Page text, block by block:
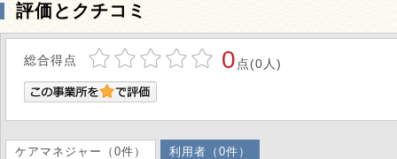
評価とクチコミ
総合得点 0 点(0人)
ケアマネジャー（0件） 利用者（0件）